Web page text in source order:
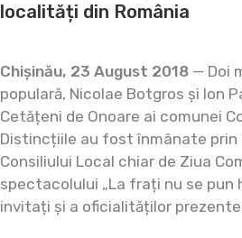
localități din România
Chișinău, 23 August 2018 — Doi
populară, Nicolae Botgros și Ion
Cetățeni de Onoare ai comunei
Distincțiile au fost înmânate prin
Consiliului Local chiar de Ziua
spectacolului „La frați nu se pun
invitați și a oficialităților